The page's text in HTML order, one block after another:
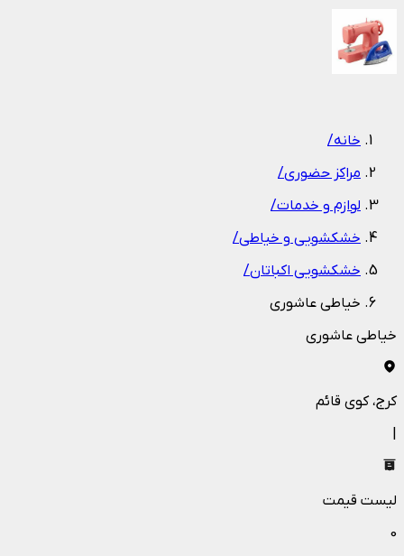
خانه/
مراکز حضوری/
لوازم و خدمات/
خشکشویی و خیاطی/
خشکشویی اکباتان/
خیاطی عاشوری
خیاطی عاشوری
کرج، کوی قائم
لیست قیمت
0